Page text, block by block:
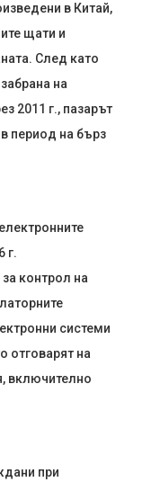
в Китай,
щати и
След като
на
2011 г., пазарът
период на бърз
г.
контрол на
системи
отговарят на
включително
при